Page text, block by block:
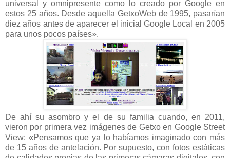
universal y omnipresente como lo creado por Google en
estos 25 años. Desde aquella GetxoWeb de 1995, pasarían
diez años antes de aparecer el inicial Google Local en 2005
para unos pocos países».
De ahí su asombro y el de su familia cuando, en 2011,
vieron por primera vez imágenes de Getxo en Google Street
View: «Pensamos que ya lo habíamos imaginado con más
de 15 años de antelación. Por supuesto, con fotos estáticas